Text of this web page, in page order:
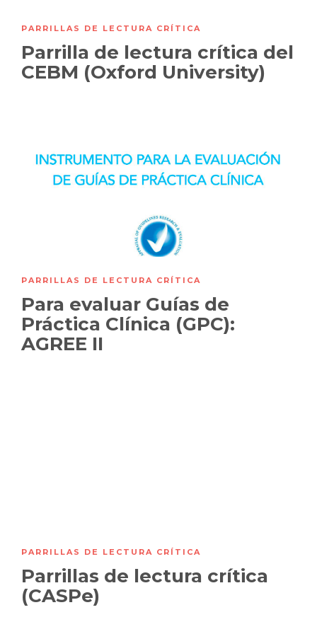
PARRILLAS DE LECTURA CRÍTICA
Parrilla de lectura crítica del
CEBM (Oxford University)
PARRILLAS DE LECTURA CRÍTICA
Para evaluar Guías de
Práctica Clínica (GPC):
AGREE II
PARRILLAS DE LECTURA CRÍTICA
Parrillas de lectura crítica
(CASPe)